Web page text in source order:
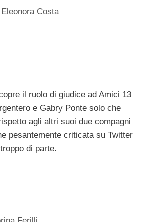
Eleonora Costa
il ruolo di giudice ad Amici 13
e Gabry Ponte solo che
agli altri suoi due compagni
pesantemente criticata su Twitter
di parte.